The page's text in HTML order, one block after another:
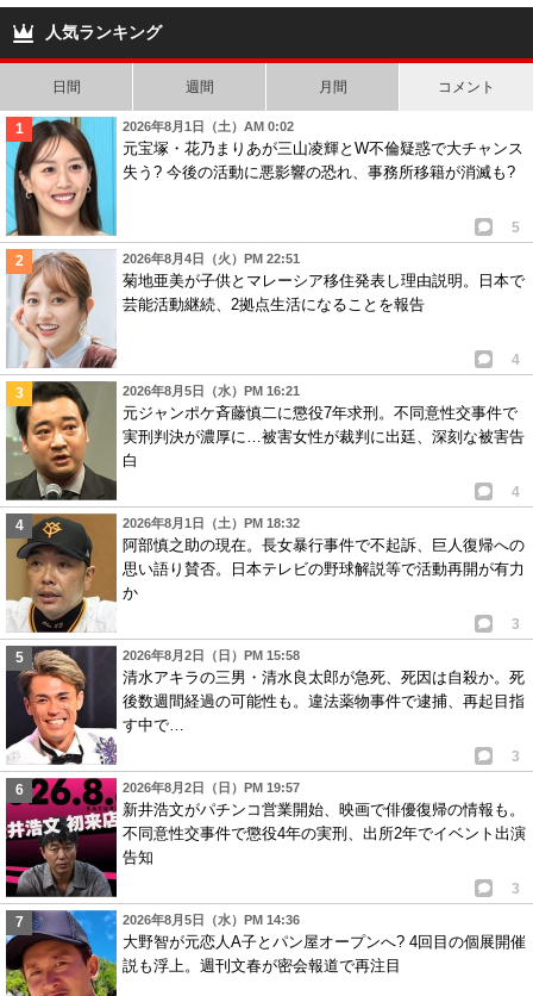
告…
人気ランキング
日間 週間 月間 コメント
2026年8月1日（土）AM 0:02
元宝塚・花乃まりあが三山凌輝とW不倫疑惑で大チャンス
失う? 今後の活動に悪影響の恐れ、事務所移籍が消滅も?
5
2026年8月4日（火）PM 22:51
菊地亜美が子供とマレーシア移住発表し理由説明。日本で
芸能活動継続、2拠点生活になることを報告
4
2026年8月5日（水）PM 16:21
元ジャンポケ斉藤慎二に懲役7年求刑。不同意性交事件で
実刑判決が濃厚に…被害女性が裁判に出廷、深刻な被害告
白
4
2026年8月1日（土）PM 18:32
阿部慎之助の現在。長女暴行事件で不起訴、巨人復帰への
思い語り賛否。日本テレビの野球解説等で活動再開が有力
か
3
2026年8月2日（日）PM 15:58
清水アキラの三男・清水良太郎が急死、死因は自殺か。死
後数週間経過の可能性も。違法薬物事件で逮捕、再起目指
す中で…
3
2026年8月2日（日）PM 19:57
新井浩文がパチンコ営業開始、映画で俳優復帰の情報も。
不同意性交事件で懲役4年の実刑、出所2年でイベント出演
告知
3
2026年8月5日（水）PM 14:36
大野智が元恋人A子とパン屋オープンへ? 4回目の個展開催
説も浮上。週刊文春が密会報道で再注目